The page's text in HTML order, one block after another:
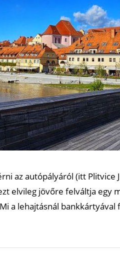
az autópályáról (itt Plitvice
elvileg jövőre felváltja egy
a lehajtásnál